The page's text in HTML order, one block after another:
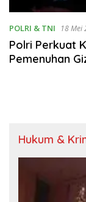
POLRI & TNI 18 Mei
Polri Perkuat
Pemenuhan
Hukum &